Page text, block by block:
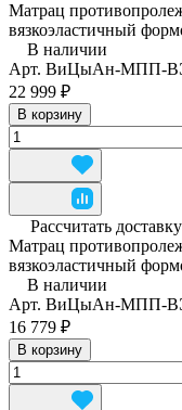
Матрац
вязкоэластичный
В наличии
Арт. ВиЦыАн-МПП-
22 999 ₽
В корзину
Рассчитать доставку
Матрац
вязкоэластичный
В наличии
Арт. ВиЦыАн-МПП-
16 779 ₽
В корзину